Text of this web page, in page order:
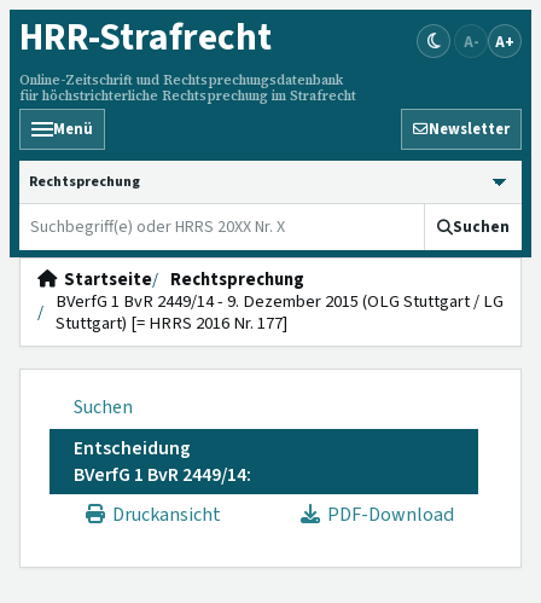
HRR-Strafrecht
Online-Zeitschrift und Rechtsprechungsdatenbank
für höchstrichterliche Rechtsprechung im Strafrecht
A- A+
Menü Newsletter
HRRS durchsuchen
Suchen
Startseite
Rechtsprechung
BVerfG 1 BvR 2449/14 - 9. Dezember 2015 (OLG Stuttgart / LG
Stuttgart) [= HRRS 2016 Nr. 177]
Suchen
Entscheidung
BVerfG 1 BvR 2449/14:
Druckansicht
PDF-Download